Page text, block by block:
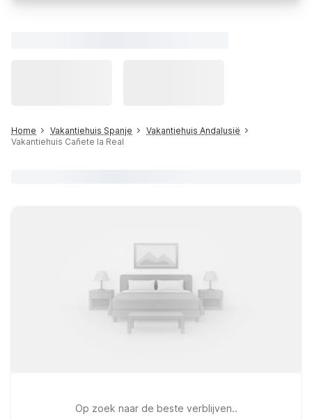
Home Vakantiehuis Spanje
Vakantiehuis Andalusië
Vakantiehuis Cañete la Real
Op zoek naar de beste verblijven..